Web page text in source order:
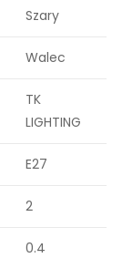
Szary
Walec
TK
LIGHTING
E27
2
0.4